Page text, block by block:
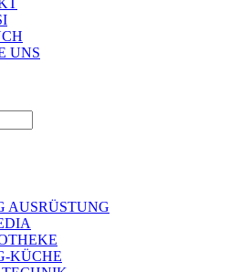
UNS
AUSRÜSTUNG
KÜCHE